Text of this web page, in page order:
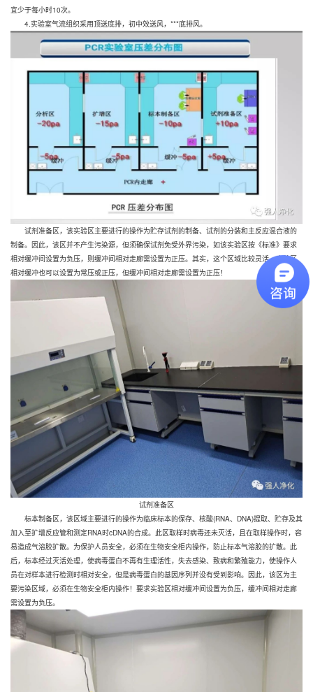
宜少于每小时10次。
4.实验室气流组织采用顶送底排，初中效送风，***底排风。
试剂准备区，该实验区主要进行的操作为贮存试剂的制备、试剂的分装和主反应混合液的
制备。因此，该区并不产生污染源，但须确保试剂免受外界污染，如该实验区按《标准》要求
相对缓冲间设置为负压，则缓冲间相对走廊需设置为正压。其实，这个区域比较灵活，实验区
相对缓冲也可以设置为常压或正压，但缓冲间相对走廊需设置为正压！
试剂准备区
标本制备区，该区域主要进行的操作为临床标本的保存、核酸(RNA、DNA)提取、贮存及其
加入至扩增反应管和测定RNA时cDNA的合成。此区取样时病毒还未灭活，且在取样操作时，容
易造成气溶胶扩散。为保护人员安全，必须在生物安全柜内操作，防止标本气溶胶的扩散。此
后，标本经过灭活处理，使病毒蛋白不再有生理活性，失去感染、致病和繁殖能力，使操作人
员在对样本进行检测时相对安全，但是病毒蛋白的基因序列并没有受到影响。因此，该区为主
要污染区域，必须在生物安全柜内操作！要求实验区相对缓冲间设置为负压，缓冲间相对走廊
需设置为负压。